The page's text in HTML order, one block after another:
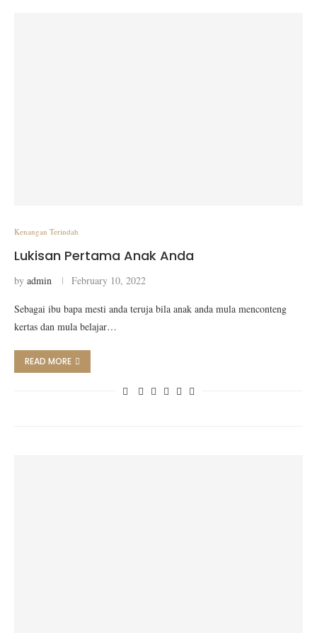
Kenangan Terindah
Lukisan Pertama Anak Anda
by admin February 10, 2022
Sebagai ibu bapa mesti anda teruja bila anak anda mula menconteng
kertas dan mula belajar…
READ MORE